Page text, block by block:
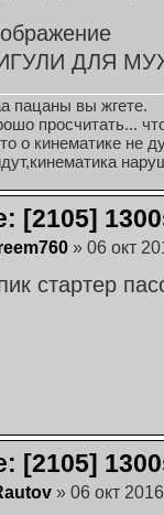
ДЛЯ
пацаны вы жгете.
просчитать...
о кинематике не
[2105]
» 06 окт
стартер
[2105]
» 06 окт